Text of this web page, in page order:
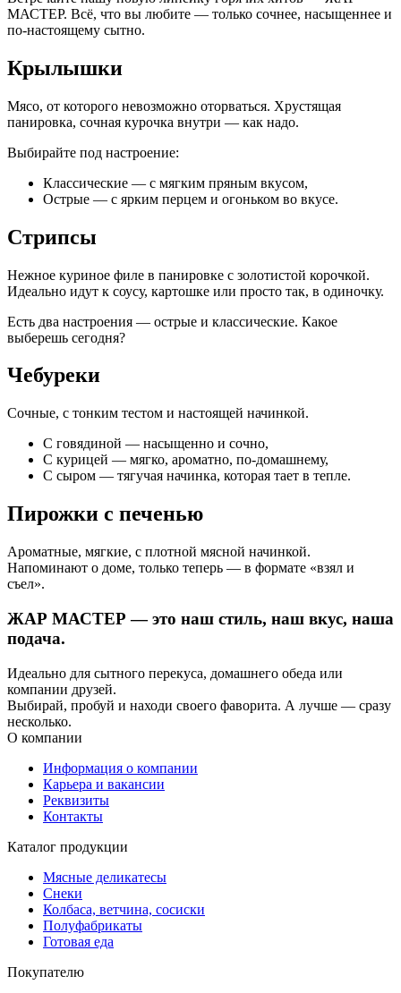
МАСТЕР. Всё, что вы любите — только сочнее, насыщеннее и
по-настоящему сытно.
Крылышки
Мясо, от которого невозможно оторваться. Хрустящая
панировка, сочная курочка внутри — как надо.
Выбирайте под настроение:
Классические — с мягким пряным вкусом,
Острые — с ярким перцем и огоньком во вкусе.
Стрипсы
Нежное куриное филе в панировке с золотистой корочкой.
Идеально идут к соусу, картошке или просто так, в одиночку.
Есть два настроения — острые и классические. Какое
выберешь сегодня?
Чебуреки
Сочные, с тонким тестом и настоящей начинкой.
С говядиной — насыщенно и сочно,
С курицей — мягко, ароматно, по-домашнему,
С сыром — тягучая начинка, которая тает в тепле.
Пирожки с печенью
Ароматные, мягкие, с плотной мясной начинкой.
Напоминают о доме, только теперь — в формате «взял и
съел».
ЖАР МАСТЕР — это наш стиль, наш вкус, наша
подача.
Идеально для сытного перекуса, домашнего обеда или
компании друзей.
Выбирай, пробуй и находи своего фаворита. А лучше — сразу
несколько.
О компании
Информация о компании
Карьера и вакансии
Реквизиты
Контакты
Каталог продукции
Мясные деликатесы
Снеки
Колбаса, ветчина, сосиски
Полуфабрикаты
Готовая еда
Покупателю